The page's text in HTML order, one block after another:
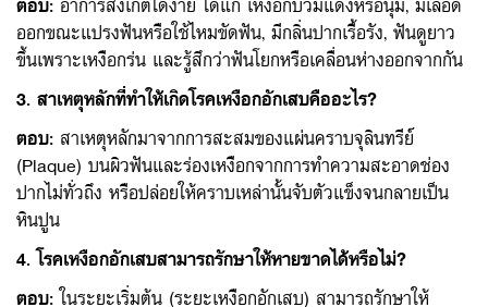
ออกขณะแปรงฟันหรือใช้ไหมขัดฟัน, มีกลิ่นปากเรื้อรัง, ฟันดูยาว
ขึ้นเพราะเหงือกร่น และรู้สึกว่าฟันโยกหรือเคลื่อนห่างออกจากกัน
3. สาเหตุหลักที่ทำให้เกิดโรคเหงือกอักเสบคืออะไร?
ตอบ: สาเหตุหลักมาจากการสะสมของแผ่นคราบจุลินทรีย์
(Plaque) บนผิวฟันและร่องเหงือกจากการทำความสะอาดช่อง
ปากไม่ทั่วถึง หรือปล่อยให้คราบเหล่านั้นจับตัวแข็งจนกลายเป็น
หินปูน
4. โรคเหงือกอักเสบสามารถรักษาให้หายขาดได้หรือไม่?
ตอบ: ในระยะเริ่มต้น (ระยะเหงือกอักเสบ) สามารถรักษาให้